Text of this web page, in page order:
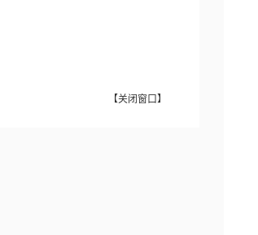
【关闭窗口】